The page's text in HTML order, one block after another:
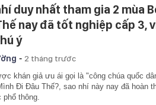
duy nhất tham gia 2 mùa
nay đã tốt nghiệp cấp 3,
ý
- 2 tháng trước
khán giả ưu ái gọi là "công chúa quốc
Đi Đâu Thế?, sao nhí này nay đã hoàn
phổ thông.